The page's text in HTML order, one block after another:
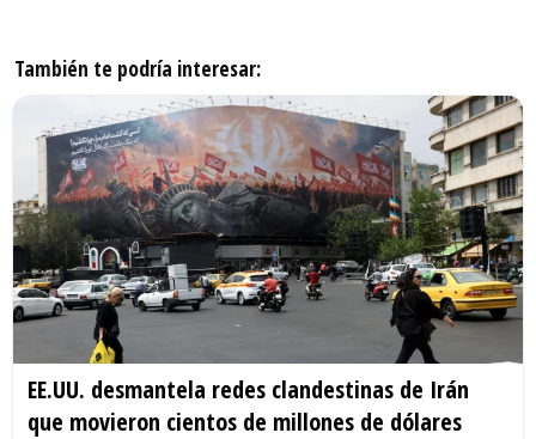
También te podría interesar:
EE.UU. desmantela redes clandestinas de Irán
que movieron cientos de millones de dólares